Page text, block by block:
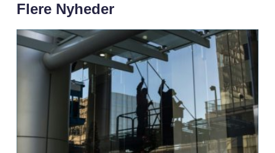
Flere Nyheder